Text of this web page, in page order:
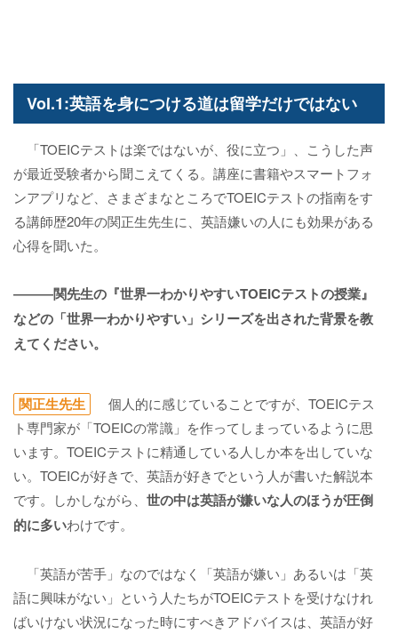
Vol.1:英語を身につける道は留学だけではない
「TOEICテストは楽ではないが、役に立つ」、こうした声
が最近受験者から聞こえてくる。講座に書籍やスマートフォ
ンアプリなど、さまざまなところでTOEICテストの指南をす
る講師歴20年の関正生先生に、英語嫌いの人にも効果がある
心得を聞いた。
―――関先生の『世界一わかりやすいTOEICテストの授業』
などの「世界一わかりやすい」シリーズを出された背景を教
えてください。
関正生先生
個人的に感じていることですが、TOEICテス
ト専門家が「TOEICの常識」を作ってしまっているように思
います。TOEICテストに精通している人しか本を出していな
い。TOEICが好きで、英語が好きでという人が書いた解説本
です。しかしながら、 世の中は英語が嫌いな人のほうが圧倒
的に多いわけです。
「英語が苦手」なのではなく「英語が嫌い」あるいは「英
語に興味がない」という人たちがTOEICテストを受けなけれ
ばいけない状況になった時にすべきアドバイスは、英語が好